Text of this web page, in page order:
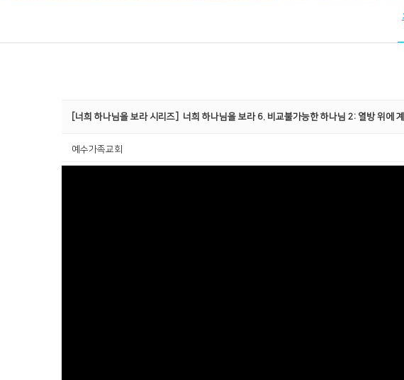
[너희 하나님을 보라 시리즈] 너희 하나님을 보라 6. 비교불가능한 하나님 2: 열방 위에
예수가족교회